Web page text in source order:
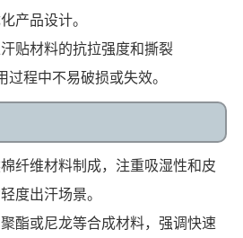
产品设计。
贴材料的抗拉强度和撕裂
程中不易破损或失效。
纤维材料制成，注重吸湿性和皮
度出汗场景。
酯或尼龙等合成材料，强调快速